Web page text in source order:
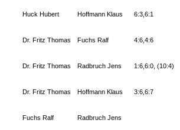
Huck Hubert Hoffmann Klaus 6:3,6:1
Dr. Fritz Thomas Fuchs Ralf 4:6,4:6
Dr. Fritz Thomas Radbruch Jens 1:6,6:0, (10:4)
Dr. Fritz Thomas Hoffmann Klaus 3:6,6:7
Fuchs Ralf Radbruch Jens